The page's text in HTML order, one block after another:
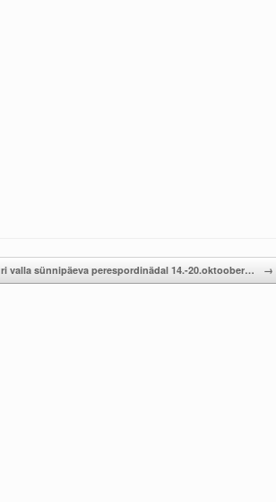
valla sünnipäeva perespordinädal 14.-20.oktoober… →